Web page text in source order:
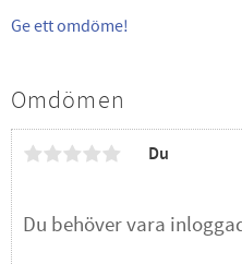
Ge ett omdöme!
Omdömen
Du